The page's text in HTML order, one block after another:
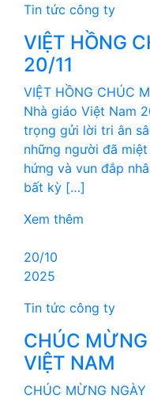
Tin tức công ty
VIỆT HỒNG
20/11
VIỆT HỒNG CHÚC
Nhà giáo Việt Nam
trọng gửi lời tri ân
những người đã
hứng và vun đắp
bất kỳ […]
Xem thêm
20/10
2025
Tin tức công ty
CHÚC
VIỆT NAM
CHÚC MỪNG